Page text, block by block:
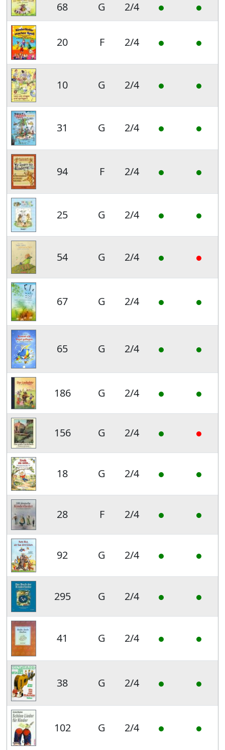
68 G 2/4
20 F 2/4
10 G 2/4
31 G 2/4
94 F 2/4
25 G 2/4
54 G 2/4
67 G 2/4
65 G 2/4
186 G 2/4
156 G 2/4
18 G 2/4
28 F 2/4
92 G 2/4
295 G 2/4
41 G 2/4
38 G 2/4
102 G 2/4